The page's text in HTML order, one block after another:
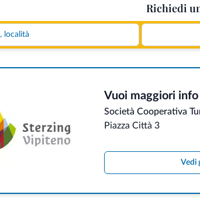
Richiedi
Vuoi maggiori
Società Cooperativa
Piazza Città 3
Vedi